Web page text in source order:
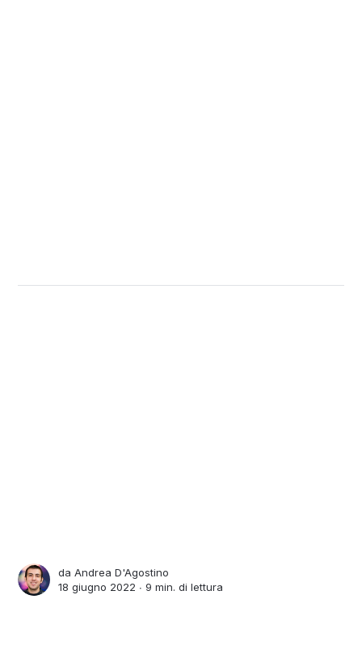
daAndrea D'Agostino
18 giugno 2022 ∙9 min. di lettura